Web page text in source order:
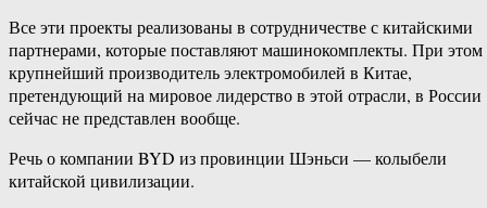
Все эти проекты реализованы в сотрудничестве с китайскими
партнерами, которые поставляют машинокомплекты. При этом
крупнейший производитель электромобилей в Китае,
претендующий на мировое лидерство в этой отрасли, в России
сейчас не представлен вообще.
Речь о компании BYD из провинции Шэньси — колыбели
китайской цивилизации.